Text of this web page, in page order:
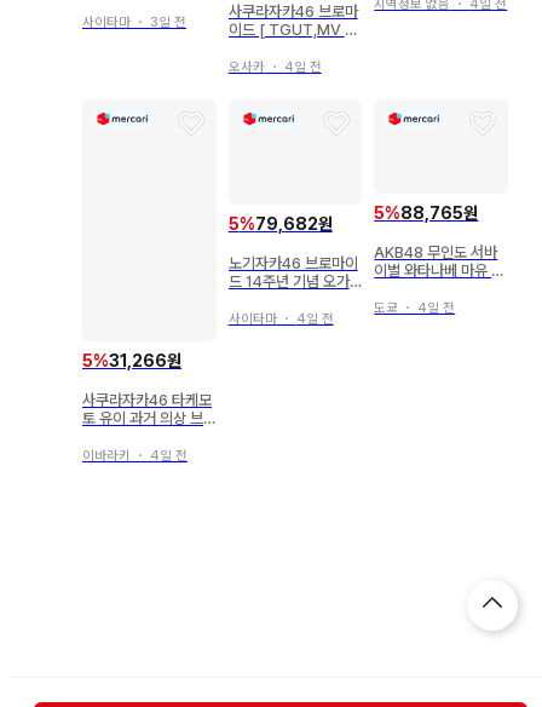
사이타마 ・ 3일 전
사쿠라자카46 브로마
이드 [ TGUT,MV 의
오사카・ 4일 전
지역정보 없음 ・ 4일 전
5%31,266원
사쿠라자카46 타케모
토 유이 과거 의상 브
미 컴프 세트
이바라키 ・ 4일 전
5%79,682원
노기자카46 브로마이
드 14주년 기념 오가
사이타마・ 4일 전
5%88,765원
AKB48 무인도 서바
이벌 와타나베 마유 오
키 키쿠치 모리
도쿄 ・ 4일 전